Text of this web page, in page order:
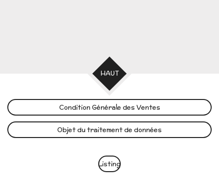
HAUT
Condition Générale des Ventes
Objet du traitement de données
Listing